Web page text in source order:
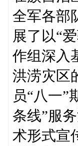
全军各部
展了以“
作组深入
洪涝灾区
员“八一”
条线”服
术形式宣